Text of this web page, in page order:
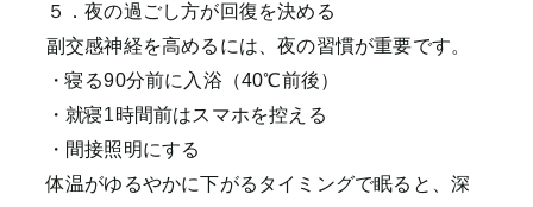
５．夜の過ごし方が回復を決める
副交感神経を高めるには、夜の習慣が重要です。
・寝る90分前に入浴（40℃前後）
・就寝1時間前はスマホを控える
・間接照明にする
体温がゆるやかに下がるタイミングで眠ると、深